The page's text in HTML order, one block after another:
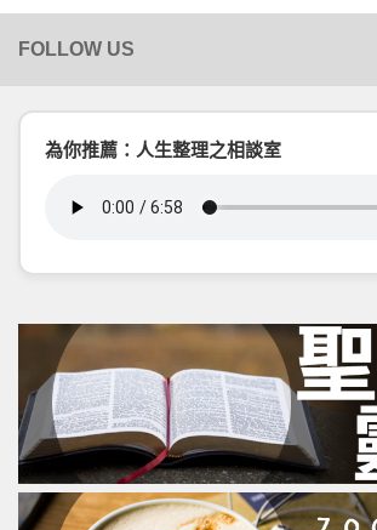
為你推薦：人生整理之相談室